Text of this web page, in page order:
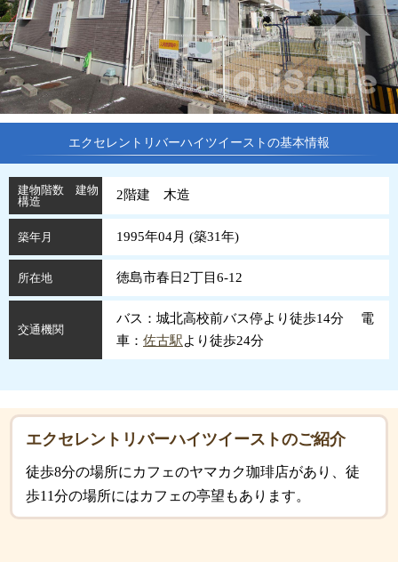
エクセレントリバーハイツイーストの基本情報
建物階数 建物
構造
2階建 木造
築年月 1995年04月 (築31年)
所在地 徳島市春日2丁目6-12
交通機関
バス：城北高校前バス停より徒歩14分 電
車： 佐古駅より徒歩24分
エクセレントリバーハイツイーストのご紹介
徒歩8分の場所にカフェのヤマカク珈琲店があり、徒
歩11分の場所にはカフェの亭望もあります。